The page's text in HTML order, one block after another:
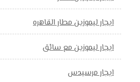
ايجار ليموزين مطار القاهره
ايجار ليموزين مع سائق
ايجار مرسيدس